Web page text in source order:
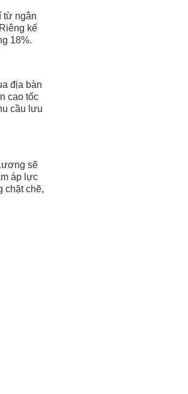
từ ngân
kế
18%.
địa bàn
cao tốc
cầu lưu
sẽ
áp lực
chặt chẽ,